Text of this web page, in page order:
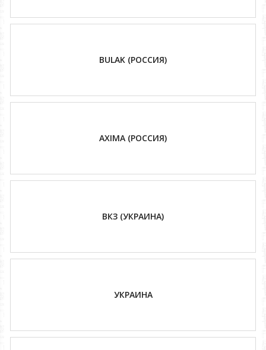
BULAK (РОССИЯ)
AXIMA (РОССИЯ)
ВКЗ (УКРАИНА)
УКРАИНА